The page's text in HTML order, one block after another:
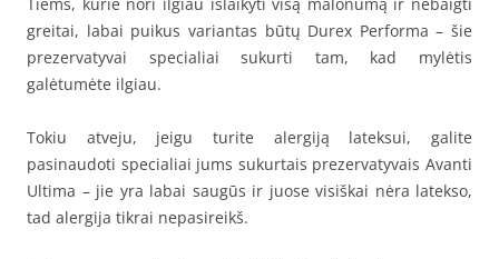
greitai, labai puikus variantas būtų Durex Performa – šie
prezervatyvai specialiai sukurti tam, kad mylėtis
galėtumėte ilgiau.
Tokiu atveju, jeigu turite alergiją lateksui, galite
pasinaudoti specialiai jums sukurtais prezervatyvais Avanti
Ultima – jie yra labai saugūs ir juose visiškai nėra latekso,
tad alergija tikrai nepasireikš.